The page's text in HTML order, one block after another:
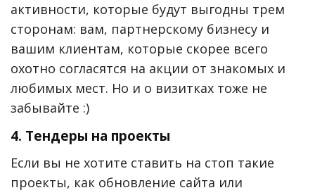
активности, которые будут выгодны трем
сторонам: вам, партнерскому бизнесу и
вашим клиентам, которые скорее всего
охотно согласятся на акции от знакомых и
любимых мест. Но и о визитках тоже не
забывайте :)
4. Тендеры на проекты
Если вы не хотите ставить на стоп такие
проекты, как обновление сайта или